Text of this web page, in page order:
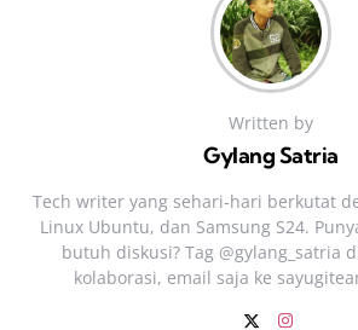
Written by
Gylang Satria
Tech writer yang sehari‑hari berkutat
Linux Ubuntu, dan Samsung S24.
butuh diskusi? Tag @gylang_satria
kolaborasi, email saja ke